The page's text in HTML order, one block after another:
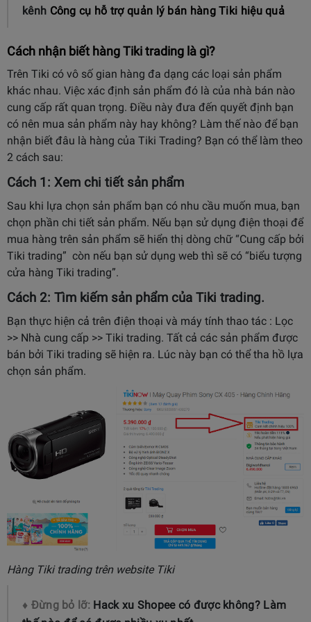
kênh Công cụ hỗ trợ quản lý bán hàng Tiki hiệu quả
Cách nhận biết hàng Tiki trading là gì?
Trên Tiki có vô số gian hàng đa dạng các loại sản phẩm
khác nhau. Việc xác định sản phẩm đó là của nhà bán nào
cung cấp rất quan trọng. Điều này đưa đến quyết định bạn
có nên mua sản phẩm này hay không? Làm thế nào để bạn
nhận biết đâu là hàng của Tiki Trading? Bạn có thể làm theo
2 cách sau:
Cách 1: Xem chi tiết sản phẩm
Sau khi lựa chọn sản phẩm bạn có nhu cầu muốn mua, bạn
chọn phần chi tiết sản phẩm. Nếu bạn sử dụng điện thoại để
mua hàng trên sản phẩm sẽ hiển thị dòng chữ “Cung cấp bởi
Tiki trading” còn nếu bạn sử dụng web thì sẽ có “biểu tượng
cửa hàng Tiki trading”.
Cách 2: Tìm kiếm sản phẩm của Tiki trading.
Bạn thực hiện cả trên điện thoại và máy tính thao tác : Lọc
>> Nhà cung cấp >> Tiki trading. Tất cả các sản phẩm được
bán bởi Tiki trading sẽ hiện ra. Lúc này bạn có thể tha hồ lựa
chọn sản phẩm.
Hàng Tiki trading trên website Tiki
♦ Đừng bỏ lỡ: Hack xu Shopee có được không? Làm